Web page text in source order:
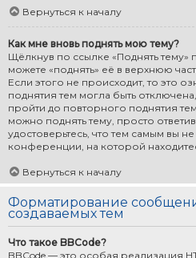
Вернуться к началу
Как мне вновь поднять мою тему?
Щёлкнув по ссылке «Поднять
можете «поднять» её в верхнюю
Если этого не происходит, то это
поднятия тем могла быть
пройти до повторного поднятия
можно поднять тему, просто
удостоверьтесь, что тем самым вы
конференции, на которой
Вернуться к началу
Форматирование
создаваемых тем
Что такое BBCode?
BBCode — это особая реализация